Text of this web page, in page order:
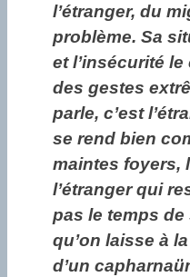
l’étranger, du
problème. Sa
et l’insécurité
des gestes
parle, c’est
se rend bien
maintes foyers,
l’étranger qui
pas le temps de
qu’on laisse à
d’un